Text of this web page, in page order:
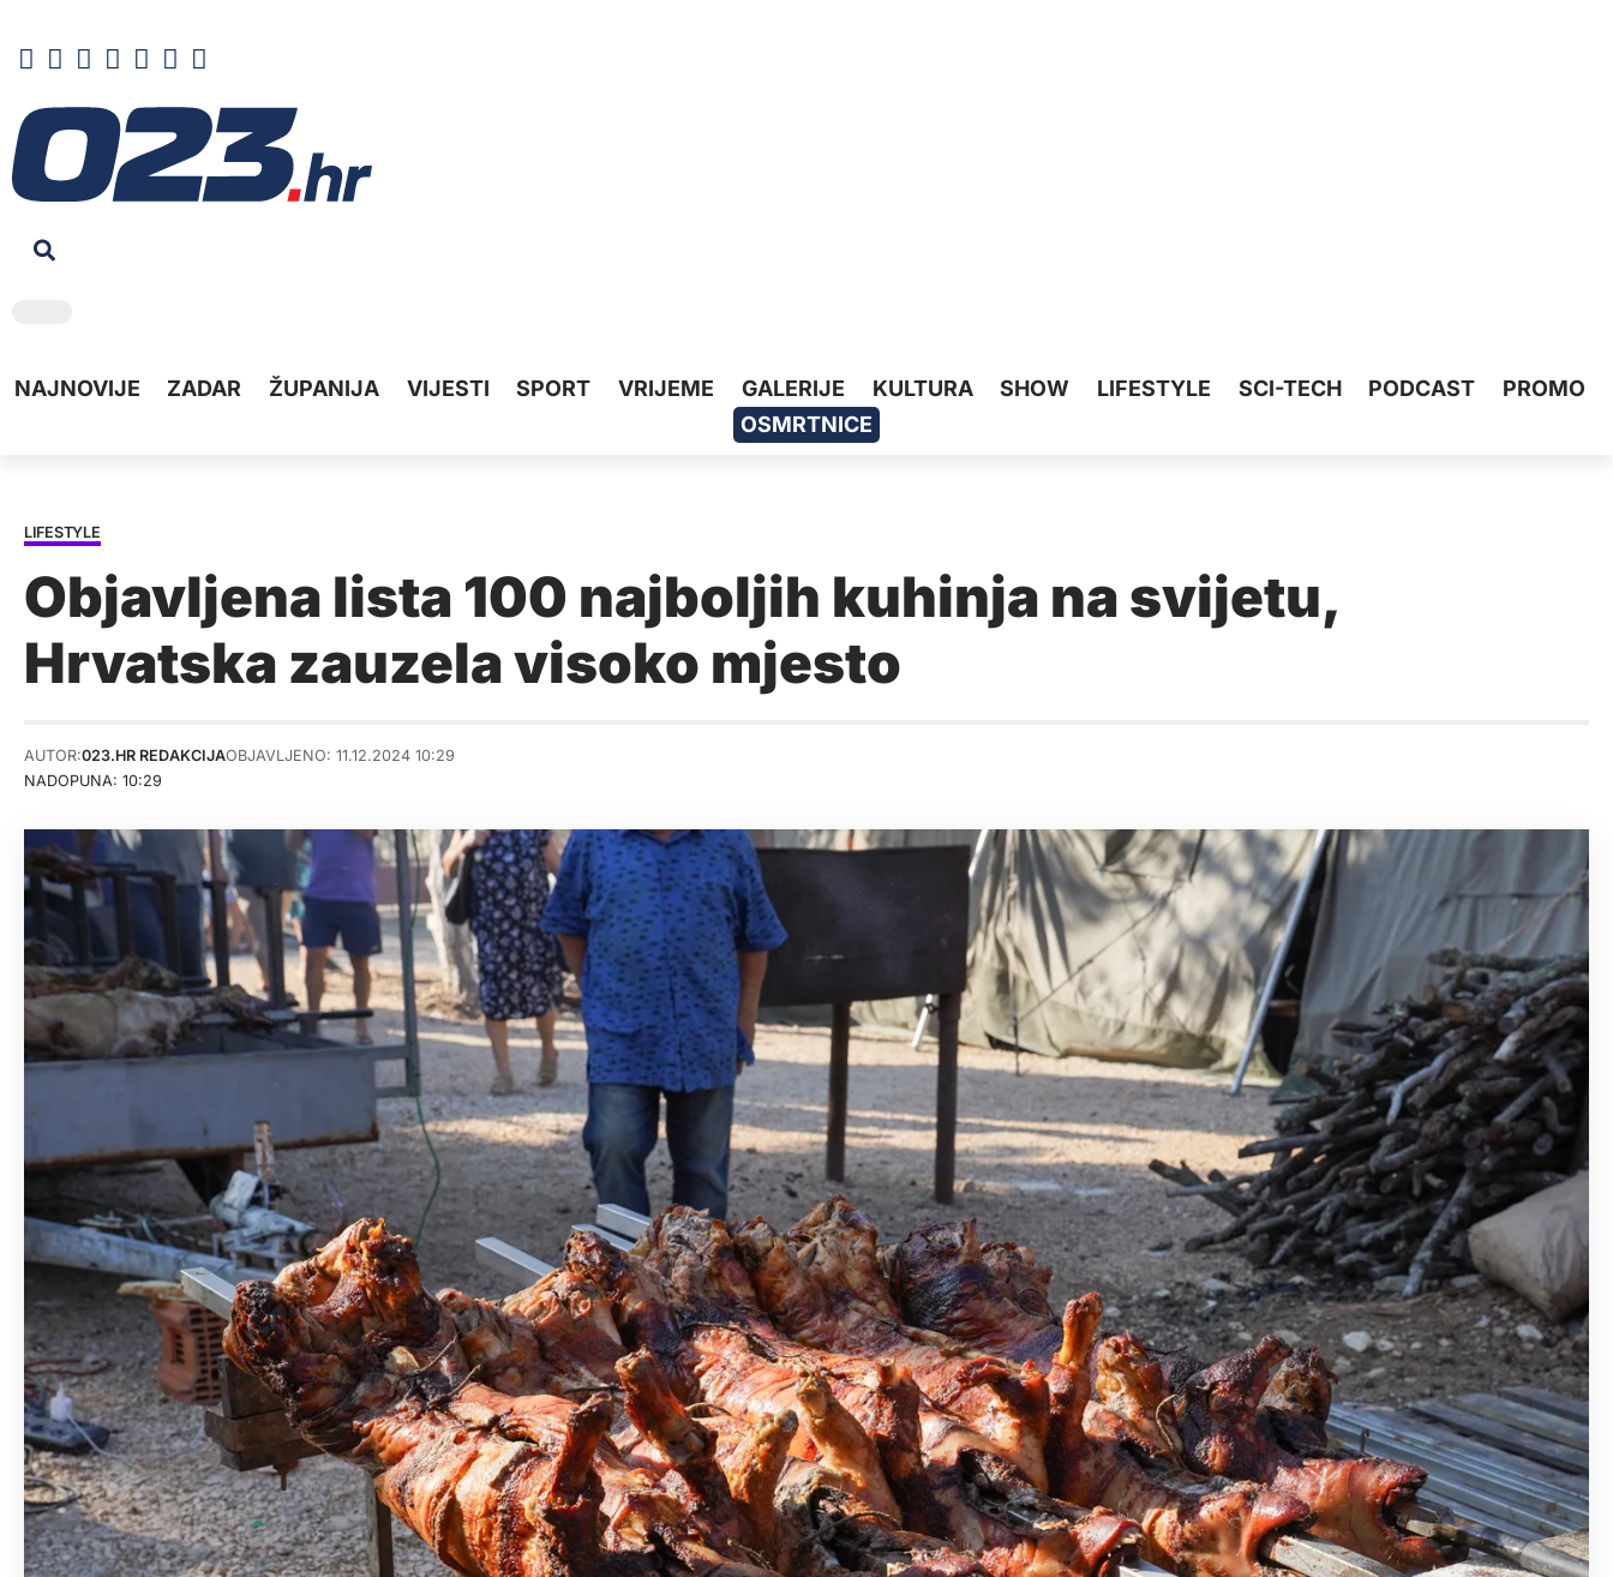
NAJNOVIJE ZADAR ŽUPANIJA VIJESTI SPORT VRIJEME GALERIJE KULTURA SHOW LIFESTYLE SCI-TECH PODCAST
PROMO
OSMRTNICE
LIFESTYLE
Objavljena lista 100 najboljih kuhinja na svijetu,
Hrvatska zauzela visoko mjesto
NADOPUNA: 10:29
AUTOR:023.HR REDAKCIJAOBJAVLJENO: 11.12.2024 10:29